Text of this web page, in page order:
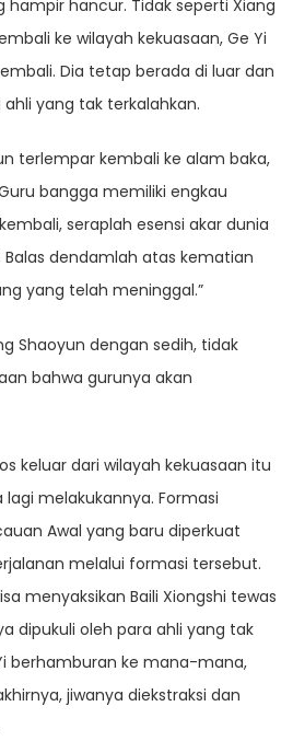
hampir hancur. Tidak seperti Xiang
ke wilayah kekuasaan, Ge Yi
Dia tetap berada di luar dan
yang tak terkalahkan.
terlempar kembali ke alam baka,
bangga memiliki engkau
seraplah esensi akar dunia
Balas dendamlah atas kematian
yang telah meninggal.”
Shaoyun dengan sedih, tidak
bahwa gurunya akan
keluar dari wilayah kekuasaan itu
melakukannya. Formasi
Awal yang baru diperkuat
melalui formasi tersebut.
menyaksikan Baili Xiongshi tewas
dipukuli oleh para ahli yang tak
berhamburan ke mana-mana,
jiwanya diekstraksi dan